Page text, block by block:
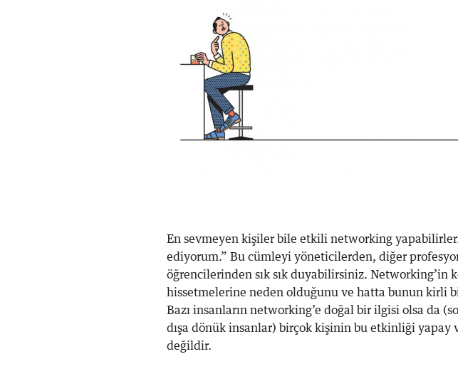
En sevmeyen kişiler bile etkili networking
ediyorum.” Bu cümleyi yöneticilerden, diğer
öğrencilerinden sık sık duyabilirsiniz. Networking’in
hissetmelerine neden olduğunu ve hatta bunun kirli
Bazı insanların networking’e doğal bir ilgisi olsa da
dışa dönük insanlar) birçok kişinin bu etkinliği yapay
değildir.